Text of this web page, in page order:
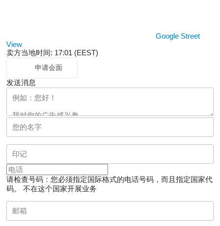
Google Street
View
卖方当地时间: 17:01 (EEST)
申请会面
发送消息
请检查号码：您必须指定国际格式的电话号码，而且指定国家代
码。
不在这个国家开展业务